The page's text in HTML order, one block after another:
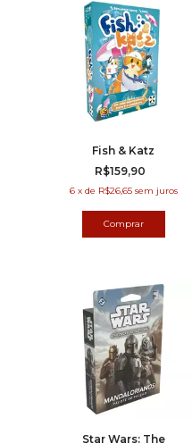
Fish & Katz
R$159,90
6 x de R$26,65 sem juros
Star Wars: The